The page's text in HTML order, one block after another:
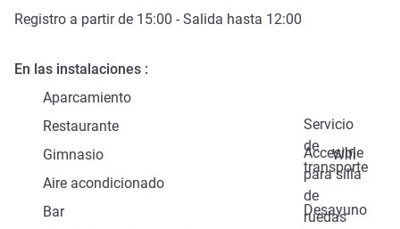
Registro a partir de 15:00 - Salida hasta 12:00
En las instalaciones
Aparcamiento
Servicio
de
transporte
Restaurante
Accesible
para silla
de
ruedas
Gimnasio
Wifi
Aire acondicionado
Desayuno
Bar